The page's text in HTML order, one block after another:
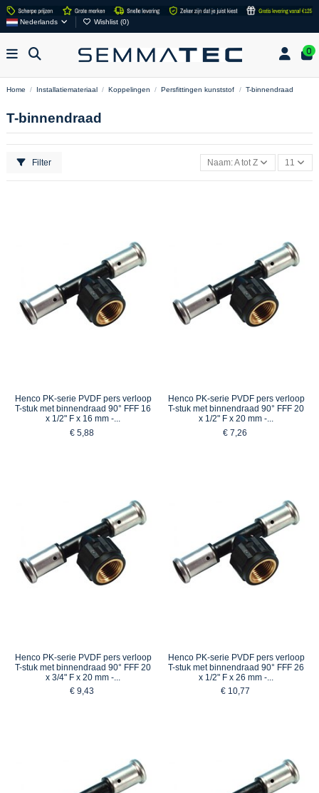
Nederlands Wishlist (0)
0
Home Installatiemateriaal Koppelingen Persfittingen kunststof T-binnendraad
T-binnendraad
Filter Naam: A tot Z 11
Henco PK-serie PVDF pers verloop
T-stuk met binnendraad 90° FFF 16
x 1/2" F x 16 mm -...
€ 5,88
Henco PK-serie PVDF pers verloop
T-stuk met binnendraad 90° FFF 20
x 1/2" F x 20 mm -...
€ 7,26
Henco PK-serie PVDF pers verloop
T-stuk met binnendraad 90° FFF 20
x 3/4" F x 20 mm -...
€ 9,43
Henco PK-serie PVDF pers verloop
T-stuk met binnendraad 90° FFF 26
x 1/2" F x 26 mm -...
€ 10,77